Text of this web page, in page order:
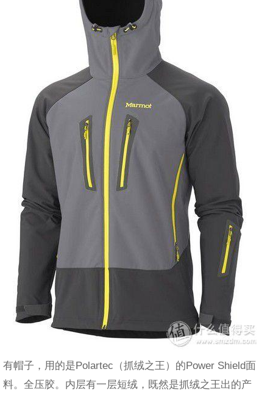
有帽子，用的是Polartec（抓绒之王）的Power Shield面
料。全压胶。内层有一层短绒，既然是抓绒之王出的产